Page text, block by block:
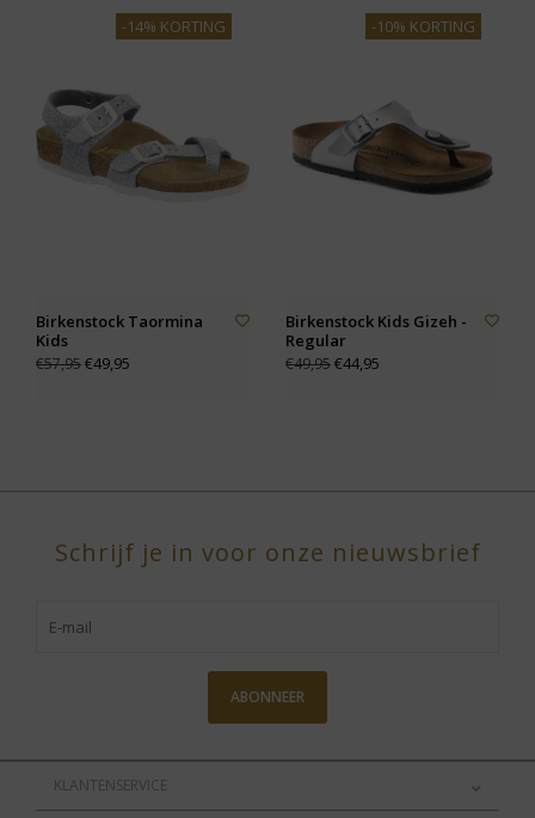
-14% KORTING
Birkenstock Taormina
Kids
€57,95€49,95
-10% KORTING
Birkenstock Kids Gizeh -
Regular
€49,95€44,95
Schrijf je in voor onze nieuwsbrief
ABONNEER
KLANTENSERVICE